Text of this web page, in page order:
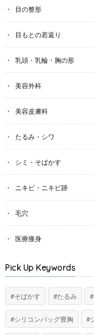
目の整形
目もとの若返り
乳頭・乳輪・胸の形
美容外科
美容皮膚科
たるみ・シワ
シミ・そばかす
ニキビ・ニキビ跡
毛穴
医療痩身
Pick Up Keywords
そばかす たるみ
シリコンバッグ豊胸